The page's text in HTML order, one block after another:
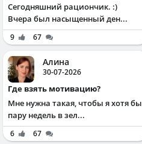
Сегодняшний рациончик. :)
Вчера был насыщенный ден...
9 67
Алина
30-07-2026
Где взять мотивацию?
Мне нужна такая, чтобы я хотя бы
пару недель в зел...
6 67